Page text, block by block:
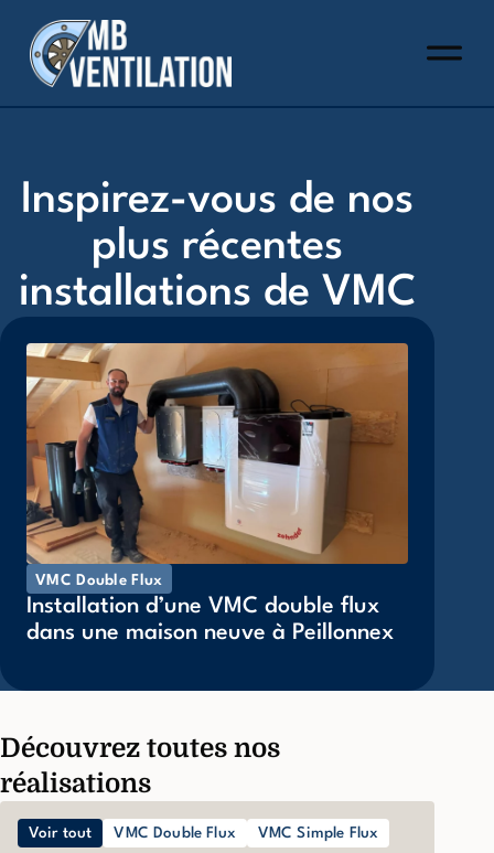
Inspirez-vous de nos
plus récentes
installations de VMC
VMC Double Flux
Installation d’une VMC double flux
dans une maison neuve à Peillonnex
Découvrez toutes nos
réalisations
VMC Double Flux VMC Simple Flux
Voir tout